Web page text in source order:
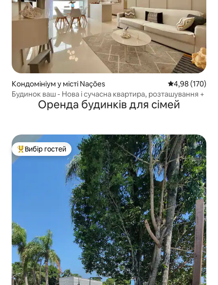
Кондомініум у місті Nações Середня
4,98 (170)
Будинок ваш - Нова і сучасна квартира, розташування +
Оренда будинків для сімей
Топ вибір гостей
Вибір гостей